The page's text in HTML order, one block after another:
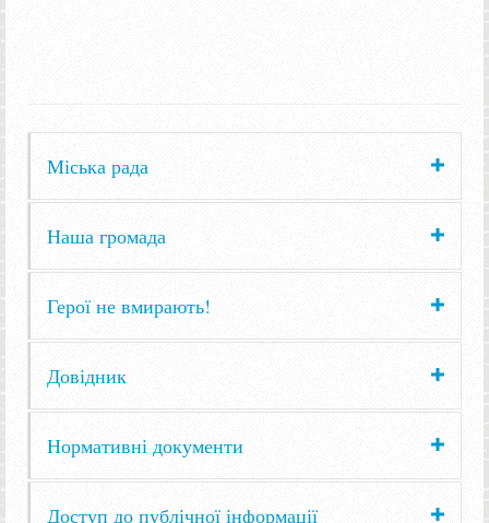
Міська рада
Наша громада
Герої не вмирають!
Довідник
Нормативні документи
Доступ до публічної інформації